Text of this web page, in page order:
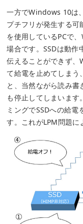
一方でWindows 10は
プチフリが発生する可
を使用しているPCで
場合です。SSDは動
伝えることができず、
て給電を止めてしまう
と、当然ながら読み
も停止してしまいま
ミングでSSDへの給
す。これがLPM問題に